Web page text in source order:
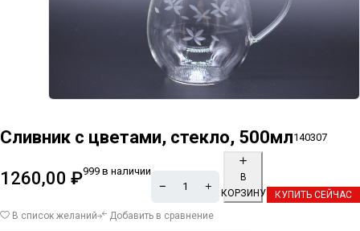
Сливник с цветами, стекло, 500мл140307
1260,00 ₽999 в наличии
В
КОРЗИНУ
КУПИТЬ СЕЙЧАС
В список желаний Добавить в сравнение